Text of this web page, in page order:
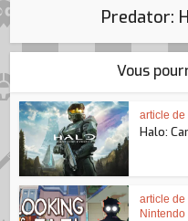
Predator:
Vous
article de
Halo:
article de
Nintendo